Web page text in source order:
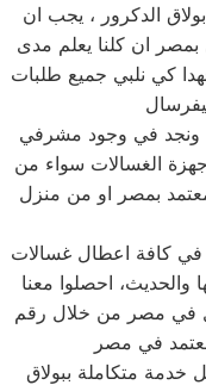
الدكرور ، يجب ان
ان كلنا يعلم مدى
كي نلبي جميع طلبات
ونجد في وجود مشرفي
اجهزة الغسالات سواء من
بمصر او من منزل
في كافة اعطال غسالات
والحديث، احصلوا معنا
في مصر من خلال رقم
خدمة متكاملة ببولاق